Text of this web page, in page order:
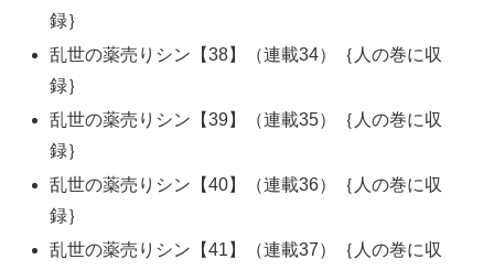
録｝
乱世の薬売りシン【38】（連載34）｛人の巻に収
録｝
乱世の薬売りシン【39】（連載35）｛人の巻に収
録｝
乱世の薬売りシン【40】（連載36）｛人の巻に収
録｝
乱世の薬売りシン【41】（連載37）｛人の巻に収